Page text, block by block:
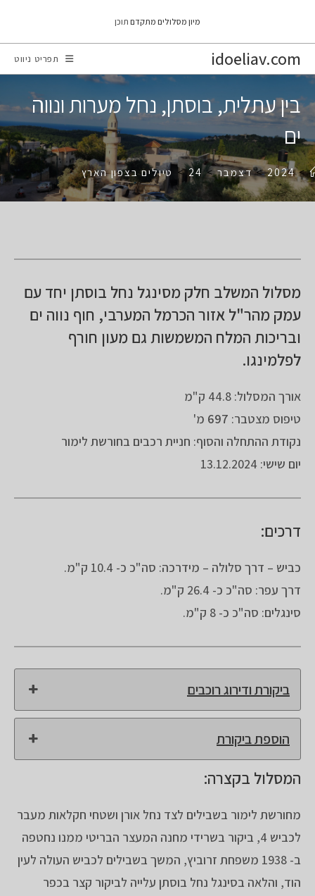
content
מיון מסלולים מתקדם תוכן
idoeliav.com תפריט ניווט
בין עתלית, בוסתן, נחל מערות ונווה
ים
>
2024
> דצמבר >
24
> טיולים בצפון הארץ
מסלול המשלב חלק מסינגל נחל בוסתן יחד עם
עמק מהר"ל אזור הכרמל המערבי, חוף נווה ים
ובריכות המלח המשמשות גם מעון חורף
לפלמינגו.
אורך המסלול: 44.8 ק"מ
טיפוס מצטבר: 697 מ'
נקודת ההתחלה והסוף: חניית רכבים בחורשת לימור
יום שישי: 13.12.2024
דרכים:
כביש – דרך סלולה – מידרכה: סה"כ כ- 10.4 ק"מ.
דרך עפר: סה"כ כ- 26.4 ק"מ.
סינגלים: סה"כ כ- 8 ק"מ.
ביקורת ודירוג רוכבים
הוספת ביקורת
המסלול בקצרה:
מחורשת לימור בשבילים לצד נחל אורן ושטחי חקלאות מעבר
לכביש 4, ביקור בשרידי מחנה המעצר הבריטי ממנו נחטפה
ב- 1938 משפחת זרוביץ, המשך בשבילים לכביש העולה לעין
הוד, והלאה בסינגל נחל בוסתן עלייה לביקור קצר בכפר